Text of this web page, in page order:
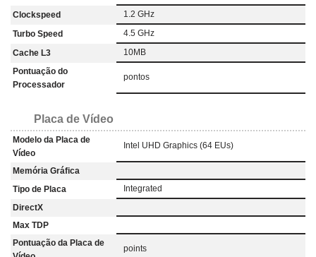
Clockspeed
1.2 GHz
Turbo Speed
4.5 GHz
Cache L3
10MB
Pontuação do
Processador
pontos
Placa de Vídeo
Modelo da Placa de
Vídeo
Intel UHD Graphics (64 EUs)
Memória Gráfica
Tipo de Placa
Integrated
DirectX
Max TDP
Pontuação da Placa de
points